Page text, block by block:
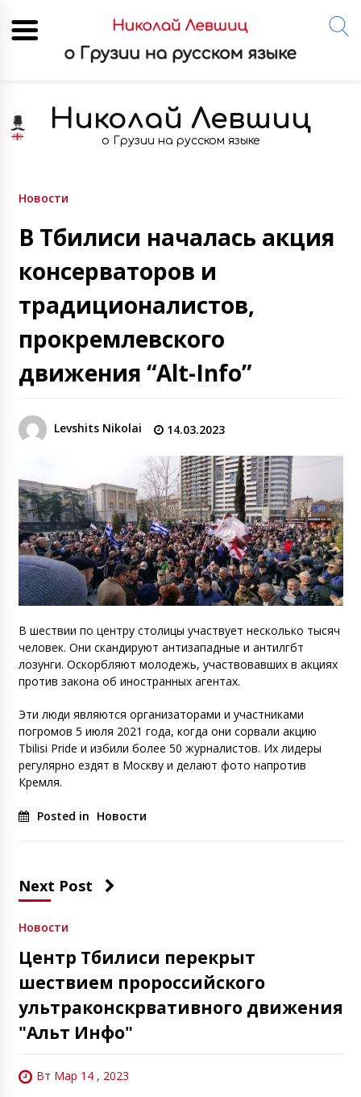
content
Николай Левшиц
о Грузии на русском языке
Новости
В Тбилиси началась акция
консерваторов и
традиционалистов,
прокремлевского
движения “Alt-Info”
Levshits Nikolai 14.03.2023
В шествии по центру столицы участвует несколько тысяч
человек. Они скандируют антизападные и антилгбт
лозунги. Оскорбляют молодежь, участвовавших в акциях
против закона об иностранных агентах.
Эти люди являются организаторами и участниками
погромов 5 июля 2021 года, когда они сорвали акцию
Tbilisi Pride и избили более 50 журналистов. Их лидеры
регулярно ездят в Москву и делают фото напротив
Кремля.
Posted in Новости
Next Post
Новости
Центр Тбилиси перекрыт
шествием пророссийского
ультраконскрвативного движения
"Альт Инфо"
Вт Мар 14 , 2023